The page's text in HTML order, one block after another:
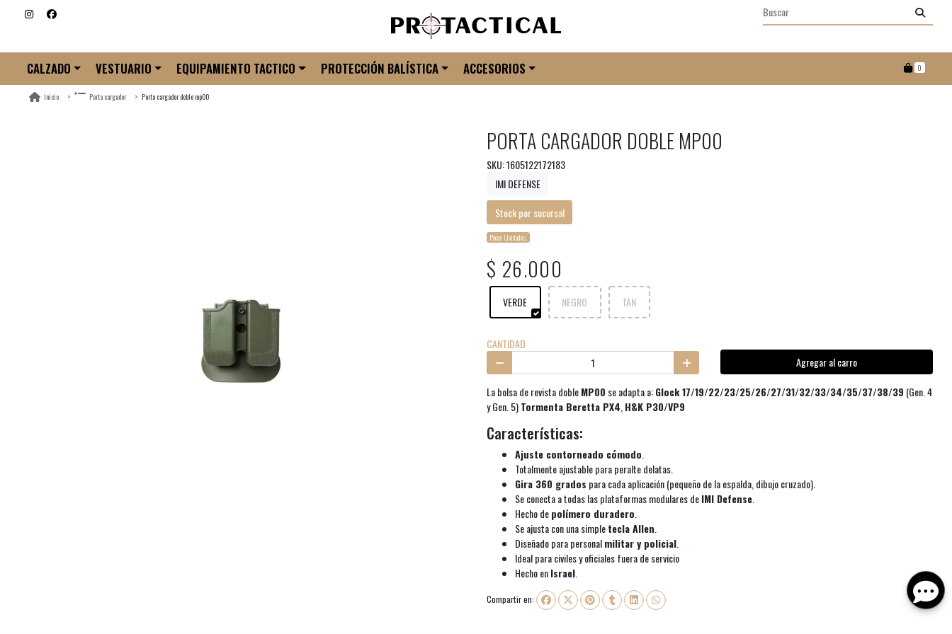
CALZADO VESTUARIO EQUIPAMIENTO TACTICO PROTECCIÓN BALÍSTICA ACCESORIOS 0
Inicio Porta cargador Porta cargador doble mp00
PORTA CARGADOR DOBLE MP00
SKU: 1605122172183
IMI DEFENSE
Stock por sucursal
Pocas Unidades.
$ 26.000
VERDE NEGRO TAN
CANTIDAD
Agregar al carro
La bolsa de revista dobleMP00 se adapta a:Glock 17/19/22/23/25/26/27/31/32/33/34/35/37/38/39 (Gen. 4
y Gen. 5)Tormenta Beretta PX4,H&K P30/VP9
Características:
Ajuste contorneado cómodo.
Totalmente ajustable para peralte delatas.
Gira 360 grados para cada aplicación (pequeño de la espalda, dibujo cruzado).
Se conecta a todas las plataformas modulares deIMI Defense.
Hecho depolímero duradero.
Se ajusta con una simpletecla Allen.
Diseñado para personalmilitar y policial.
Ideal para civiles y oficiales fuera de servicio
Hecho enIsrael.
Compartir en: